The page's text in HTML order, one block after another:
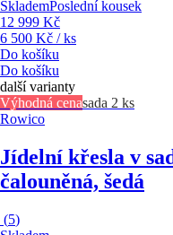
SklademPoslední kousek
12 999 Kč
6 500 Kč / ks
Do košíku
Do košíku
další varianty
Výhodná cenasada 2 ks
Rowico
Jídelní křesla v
čalouněná, šedá
(5)